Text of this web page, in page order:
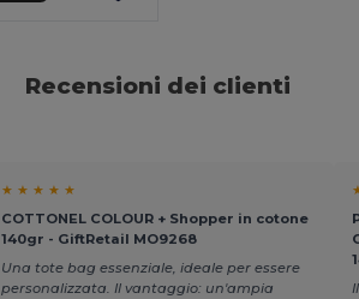
Recensioni dei clienti
★ ★ ★ ★ ★
COTTONEL COLOUR + Shopper in cotone
140gr - GiftRetail MO9268
Una tote bag essenziale, ideale per essere
personalizzata. Il vantaggio: un'ampia